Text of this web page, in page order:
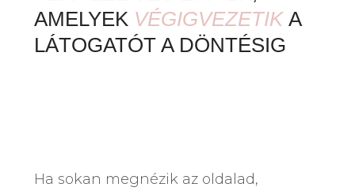
AMELYEK VÉGIGVEZETIK A
LÁTOGATÓT A DÖNTÉSIG
Ha sokan megnézik az oldalad,